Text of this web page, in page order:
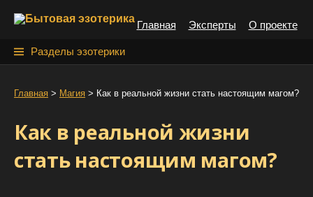
Главная Эксперты О проекте
Разделы эзотерики
й
:
Главная > Магия > Как в реальной жизни стать настоящим магом?
Как в реальной жизни
стать настоящим магом?